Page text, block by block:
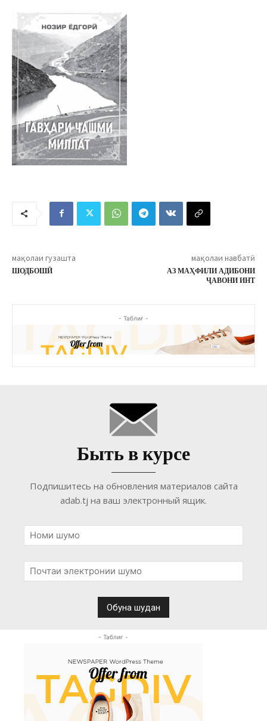
мақолаи гузашта
ШОДБОШӢ
мақолаи навбатӣ
АЗ МАҲФИЛИ АДИБОНИ
ҶАВОНИ ИНТ
- Таблиғ -
Быть в курсе
Подпишитесь на обновления материалов сайта
adab.tj на ваш электронный ящик.
- Таблиғ -